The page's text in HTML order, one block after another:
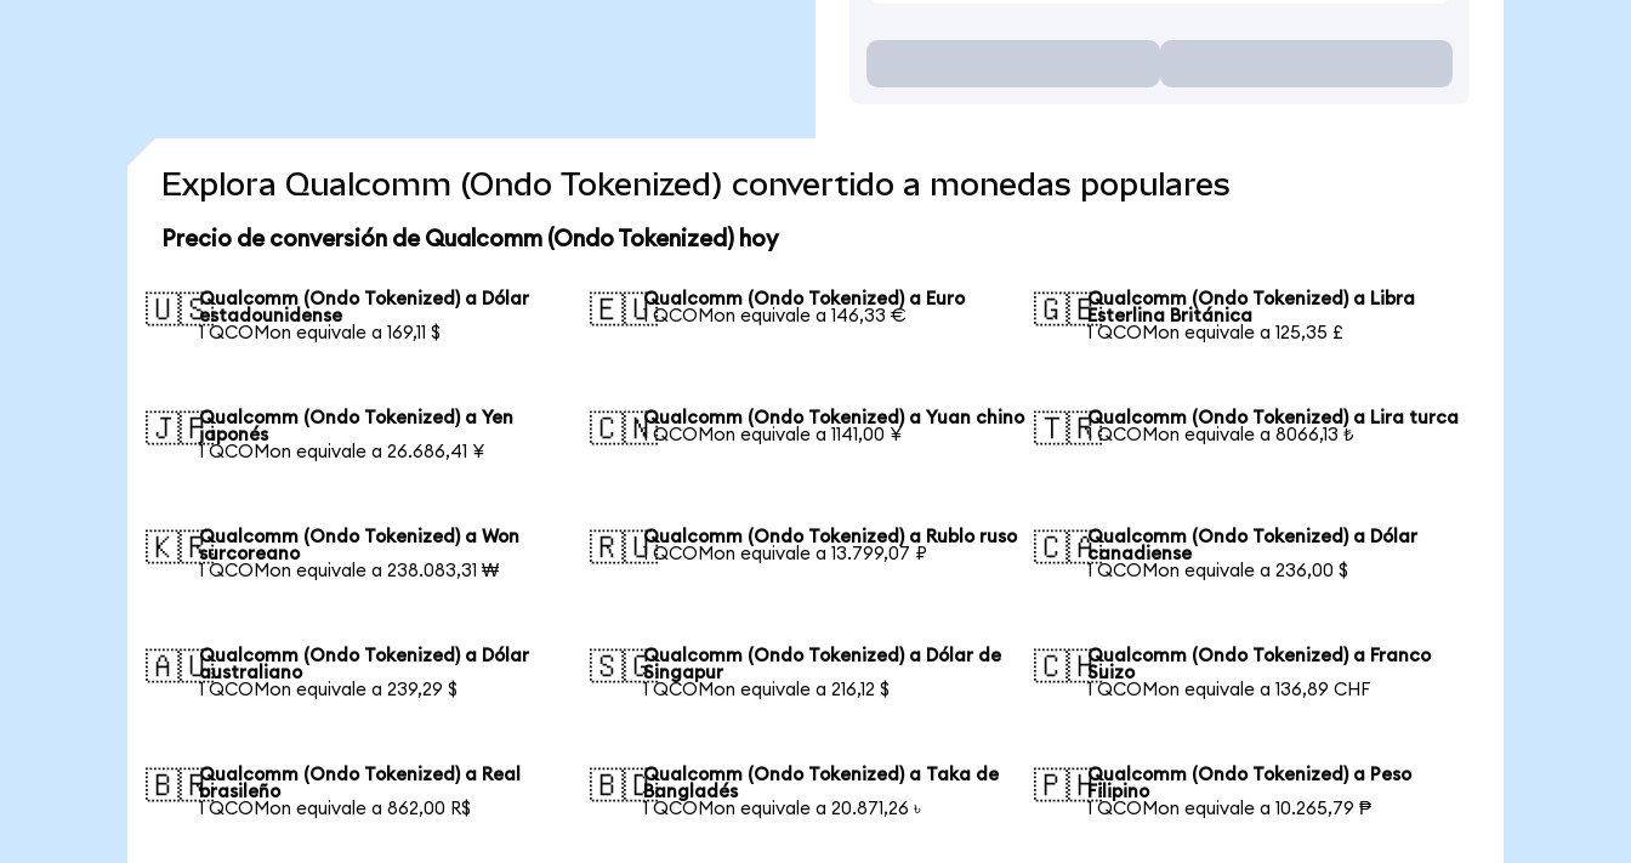
Explora Qualcomm (Ondo Tokenized) convertido a monedas populares
Precio de conversión de Qualcomm (Ondo Tokenized) hoy
🇺🇸Qualcomm (Ondo Tokenized) a Dólar
estadounidense
1 QCOMon equivale a 169,11 $
🇪🇺Qualcomm (Ondo Tokenized) a Euro
1 QCOMon equivale a 146,33 €
🇬🇧Qualcomm (Ondo Tokenized) a Libra
Esterlina Británica
1 QCOMon equivale a 125,35 £
🇯🇵Qualcomm (Ondo Tokenized) a Yen
japonés
1 QCOMon equivale a 26.686,41 ¥
🇨🇳Qualcomm (Ondo Tokenized) a Yuan chino
1 QCOMon equivale a 1141,00 ¥
🇹🇷Qualcomm (Ondo Tokenized) a Lira turca
1 QCOMon equivale a 8066,13 ₺
🇰🇷Qualcomm (Ondo Tokenized) a Won
surcoreano
1 QCOMon equivale a 238.083,31 ₩
🇷🇺Qualcomm (Ondo Tokenized) a Rublo ruso
1 QCOMon equivale a 13.799,07 ₽
🇨🇦Qualcomm (Ondo Tokenized) a Dólar
canadiense
1 QCOMon equivale a 236,00 $
🇦🇺Qualcomm (Ondo Tokenized) a Dólar
australiano
1 QCOMon equivale a 239,29 $
🇸🇬Qualcomm (Ondo Tokenized) a Dólar de
Singapur
1 QCOMon equivale a 216,12 $
🇨🇭Qualcomm (Ondo Tokenized) a Franco
Suizo
1 QCOMon equivale a 136,89 CHF
🇧🇷Qualcomm (Ondo Tokenized) a Real
brasileño
1 QCOMon equivale a 862,00 R$
🇧🇩Qualcomm (Ondo Tokenized) a Taka de
Bangladés
1 QCOMon equivale a 20.871,26 ৳
🇵🇭Qualcomm (Ondo Tokenized) a Peso
Filipino
1 QCOMon equivale a 10.265,79 ₱